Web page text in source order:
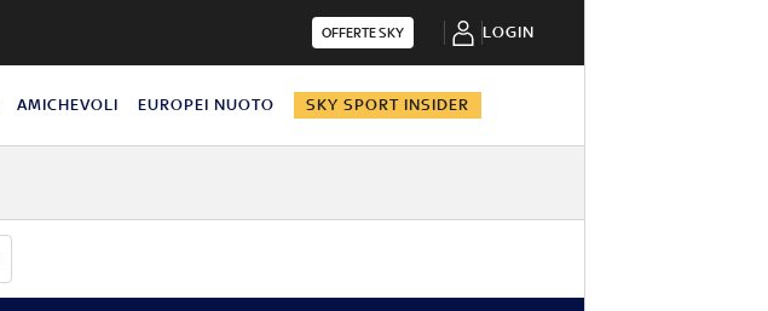
OFFERTE SKY LOGIN
AMICHEVOLI EUROPEI NUOTO SKY SPORT INSIDER